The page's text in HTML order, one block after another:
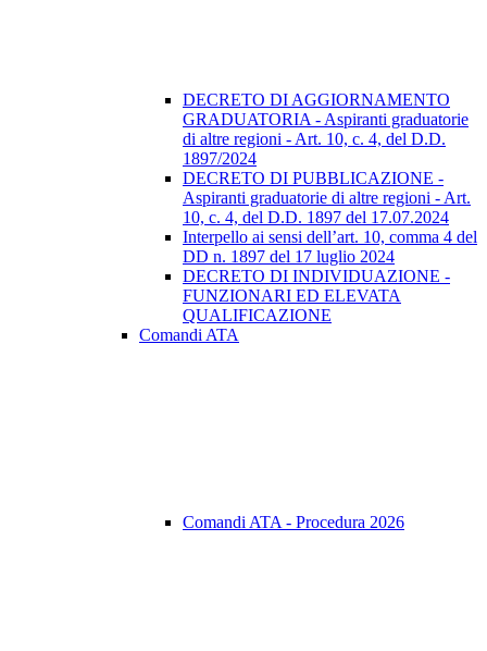
DECRETO DI AGGIORNAMENTO
GRADUATORIA - Aspiranti graduatorie
di altre regioni - Art. 10, c. 4, del D.D.
1897/2024
DECRETO DI PUBBLICAZIONE -
Aspiranti graduatorie di altre regioni - Art.
10, c. 4, del D.D. 1897 del 17.07.2024
Interpello ai sensi dell’art. 10, comma 4 del
DD n. 1897 del 17 luglio 2024
DECRETO DI INDIVIDUAZIONE -
FUNZIONARI ED ELEVATA
QUALIFICAZIONE
Comandi ATA
Comandi ATA - Procedura 2026